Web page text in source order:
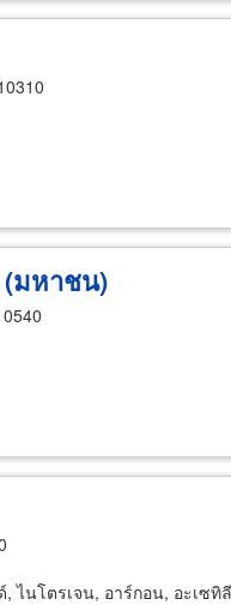
(มหาชน)
ไนโตรเจน, อาร์กอน, อะเซ